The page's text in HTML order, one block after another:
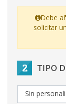
Debe
solicitar
2 TIPO
Sin